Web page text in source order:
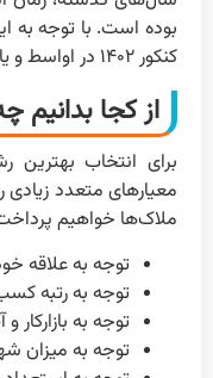
بوده است. با توجه به
کنکور ۱۴۰۲ در اواسط و یا اواخر مرداد ماه صورت گیرد.
از کجا بدانیم
برای انتخاب
معیارهای متعدد زیادی
ملاک‌ها خواهیم
توجه به علاقه
توجه به رتبه
توجه به
توجه به میزان